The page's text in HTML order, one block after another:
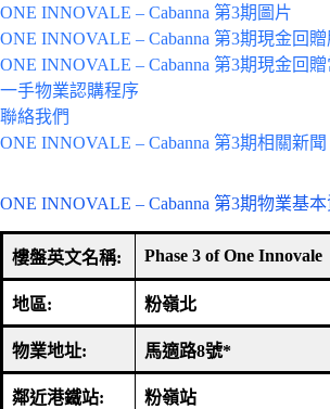
ONE INNOVALE – Cabanna 第3期圖片
ONE INNOVALE – Cabanna 第3期現金回
ONE INNOVALE – Cabanna 第3期現金回
一手物業認購程序
聯絡我們
ONE INNOVALE – Cabanna 第3期相關新聞
ONE INNOVALE – Cabanna 第3期物業基
樓盤英文名稱: Phase 3 of One Innovale
地區: 粉嶺北
物業地址: 馬適路8號*
鄰近港鐵站: 粉嶺站